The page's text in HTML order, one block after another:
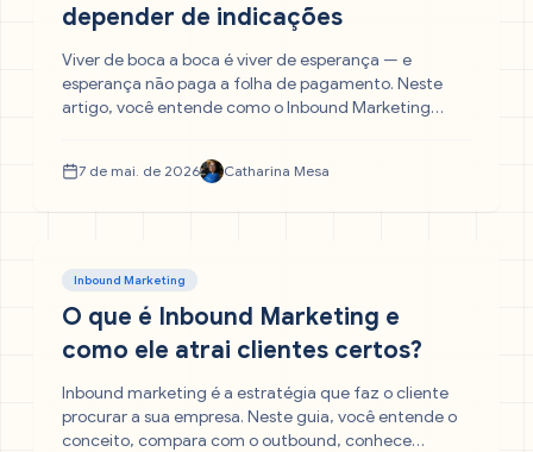
depender de indicações
Viver de boca a boca é viver de esperança — e
esperança não paga a folha de pagamento. Neste
artigo, você entende como o Inbound Marketing
processo ativo, previsível e escalável de atração de
clientes.
7 de mai. de 2026 Catharina Mesa
Inbound Marketing
O que é Inbound Marketing e
como ele atrai clientes certos?
Inbound marketing é a estratégia que faz o cliente
procurar a sua empresa. Neste guia, você entende o
conceito, compara com o outbound, conhece